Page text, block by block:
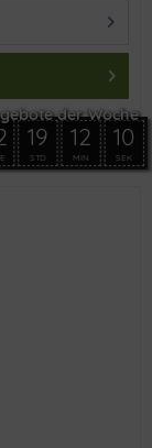
Werktage
19
STD
12
MIN
10
SEK